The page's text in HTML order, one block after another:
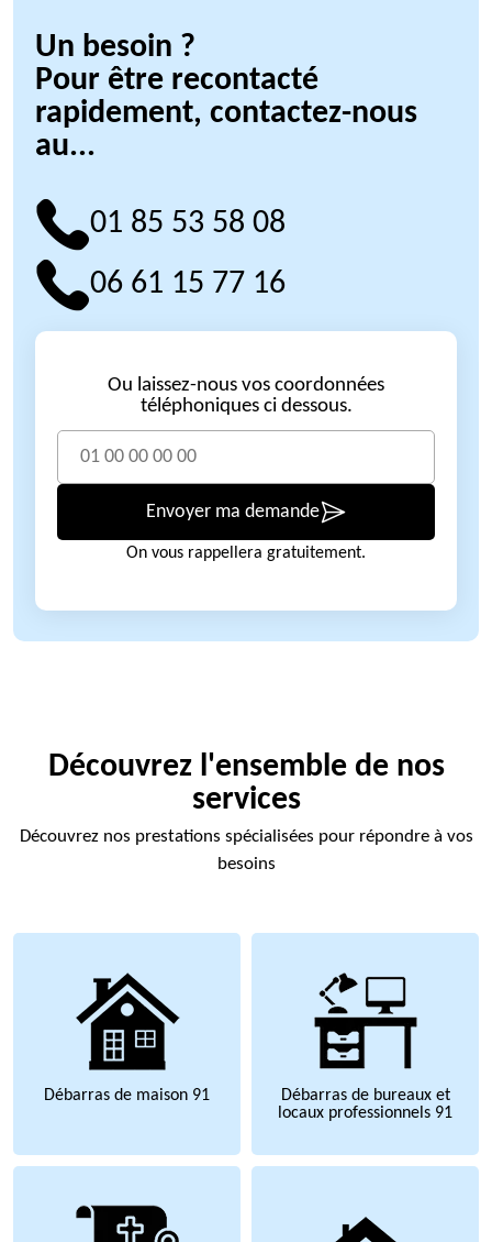
Un besoin ?
Pour être recontacté
rapidement, contactez-nous
au...
01 85 53 58 08
06 61 15 77 16
Ou laissez-nous vos coordonnées
téléphoniques ci dessous.
Envoyer ma demande
On vous rappellera gratuitement.
Découvrez l'ensemble de nos
services
Découvrez nos prestations spécialisées pour répondre à vos
besoins
Débarras de maison 91
Débarras de bureaux et
locaux professionnels 91